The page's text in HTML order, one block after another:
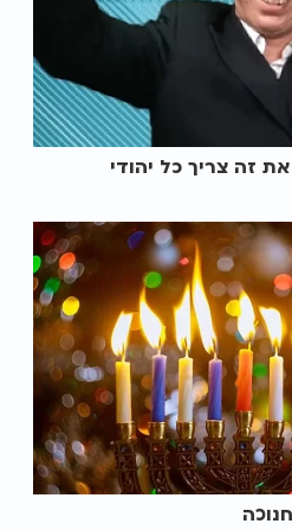
זה צריך כל יהודי